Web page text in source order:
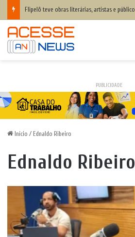
PUBLICIDADE
Início / Ednaldo Ribeiro
Ednaldo Ribeiro